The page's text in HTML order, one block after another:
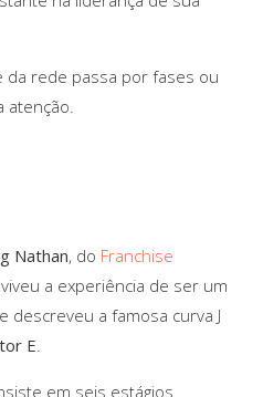
da rede passa por fases ou
Nathan, do Franchise
viveu a experiência de ser um
a famosa curva J
E.
em seis estágios